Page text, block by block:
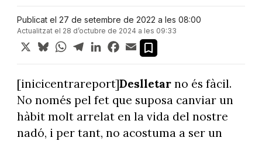
Publicat el 27 de setembre de 2022 a les 08:00
Actualitzat el 28 d’octubre de 2024 a les 09:33
X BlueskyWhatsApp
TelegramLinkedInFacebook
Email
[inicicentrareport]Deslletarno és fàcil.
No només pel fet que suposa canviar un
hàbit molt arrelat en la vida del nostre
nadó, i per tant, no acostuma a ser un